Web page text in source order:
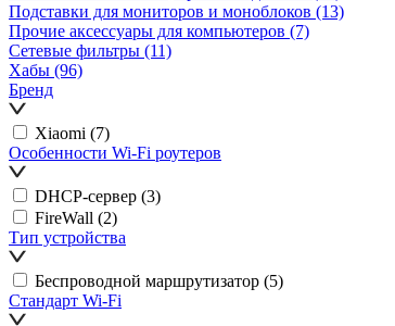
Подставки для мониторов и моноблоков (13)
Прочие аксессуары для компьютеров (7)
Сетевые фильтры (11)
Хабы (96)
Бренд
Xiaomi (7)
Особенности Wi-Fi роутеров
DHCP-сервер (3)
FireWall (2)
Тип устройства
Беспроводной маршрутизатор (5)
Стандарт Wi-Fi